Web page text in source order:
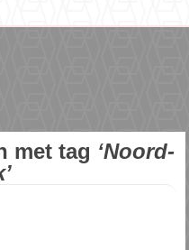
met tag ‘Noord-